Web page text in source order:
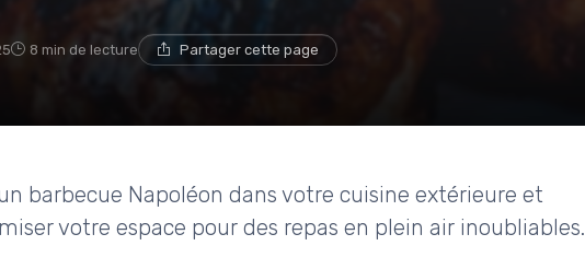
8 min de lecture Partager cette page
barbecue Napoléon dans votre cuisine extérieure et
votre espace pour des repas en plein air inoubliables.